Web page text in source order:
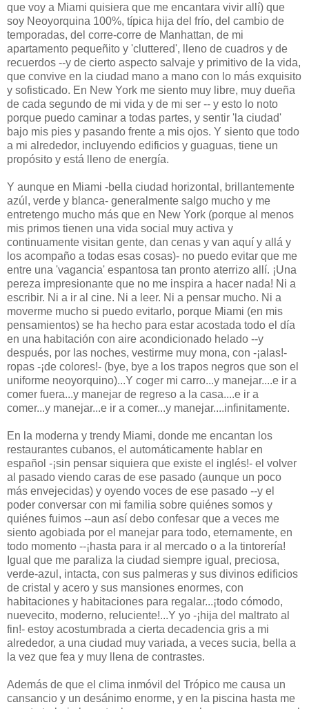
que voy a Miami quisiera que me encantara vivir allí) que
soy Neoyorquina 100%, típica hija del frío, del cambio de
temporadas, del corre-corre de Manhattan, de mi
apartamento pequeñito y 'cluttered', lleno de cuadros y de
recuerdos --y de cierto aspecto salvaje y primitivo de la vida,
que convive en la ciudad mano a mano con lo más exquisito
y sofisticado. En New York me siento muy libre, muy dueña
de cada segundo de mi vida y de mi ser -- y esto lo noto
porque puedo caminar a todas partes, y sentir 'la ciudad'
bajo mis pies y pasando frente a mis ojos. Y siento que todo
a mi alrededor, incluyendo edificios y guaguas, tiene un
propósito y está lleno de energía.
Y aunque en Miami -bella ciudad horizontal, brillantemente
azúl, verde y blanca- generalmente salgo mucho y me
entretengo mucho más que en New York (porque al menos
mis primos tienen una vida social muy activa y
continuamente visitan gente, dan cenas y van aquí y allá y
los acompaño a todas esas cosas)- no puedo evitar que me
entre una 'vagancia' espantosa tan pronto aterrizo allí. ¡Una
pereza impresionante que no me inspira a hacer nada! Ni a
escribir. Ni a ir al cine. Ni a leer. Ni a pensar mucho. Ni a
moverme mucho si puedo evitarlo, porque Miami (en mis
pensamientos) se ha hecho para estar acostada todo el día
en una habitación con aire acondicionado helado --y
después, por las noches, vestirme muy mona, con -¡alas!-
ropas -¡de colores!- (bye, bye a los trapos negros que son el
uniforme neoyorquino)...Y coger mi carro...y manejar....e ir a
comer fuera...y manejar de regreso a la casa....e ir a
comer...y manejar...e ir a comer...y manejar....infinitamente.
En la moderna y trendy Miami, donde me encantan los
restaurantes cubanos, el automáticamente hablar en
español -¡sin pensar siquiera que existe el inglés!- el volver
al pasado viendo caras de ese pasado (aunque un poco
más envejecidas) y oyendo voces de ese pasado --y el
poder conversar con mi familia sobre quiénes somos y
quiénes fuimos --aun así debo confesar que a veces me
siento agobiada por el manejar para todo, eternamente, en
todo momento --¡hasta para ir al mercado o a la tintorería!
Igual que me paraliza la ciudad siempre igual, preciosa,
verde-azul, intacta, con sus palmeras y sus divinos edificios
de cristal y acero y sus mansiones enormes, con
habitaciones y habitaciones para regalar...¡todo cómodo,
nuevecito, moderno, reluciente!...Y yo -¡hija del maltrato al
fin!- estoy acostumbrada a cierta decadencia gris a mi
alrededor, a una ciudad muy variada, a veces sucia, bella a
la vez que fea y muy llena de contrastes.
Además de que el clima inmóvil del Trópico me causa un
cansancio y un desánimo enorme, y en la piscina hasta me